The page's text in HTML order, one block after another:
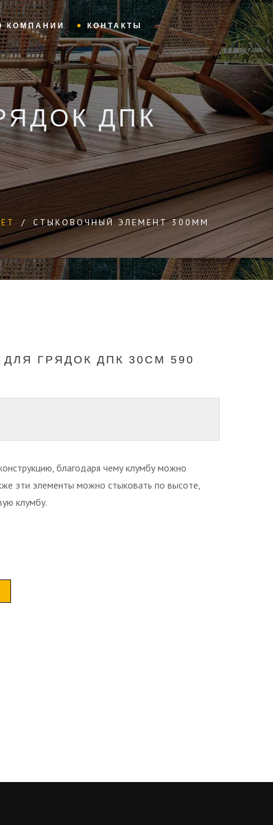
КОМПАНИИ КОНТАКТЫ
ДПК
/ СТЫКОВОЧНЫЙ ЭЛЕМЕНТ 300ММ
ГРЯДОК ДПК 30СМ 590
благодаря чему клумбу можно
эти элементы можно стыковать по высоте,
клумбу.